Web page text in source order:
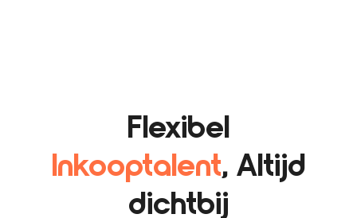
Flexibel
Inkooptalent, Altijd
dichtbij